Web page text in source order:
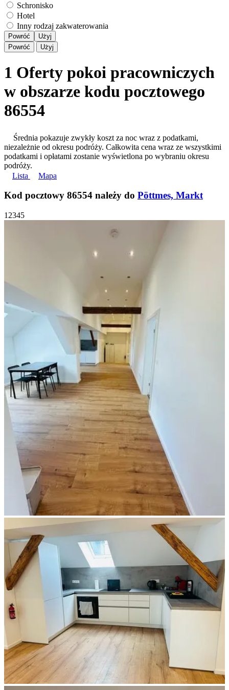
Schronisko
Hotel
Inny rodzaj zakwaterowania
Powróć
Użyj
Powróć
Użyj
1 Oferty pokoi pracowniczych
w obszarze kodu pocztowego
86554
Średnia pokazuje zwykły koszt za noc wraz z podatkami,
niezależnie od okresu podróży. Całkowita cena wraz ze wszystkimi
podatkami i opłatami zostanie wyświetlona po wybraniu okresu
podróży.
Lista
Mapa
Kod pocztowy 86554 należy do Pöttmes, Markt
1 2345